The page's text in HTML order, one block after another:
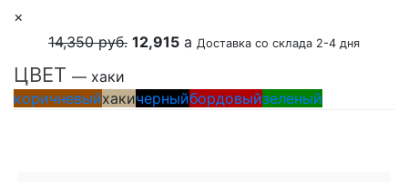
×
14,350 руб. 12,915 a Доставка со склада 2-4 дня
ЦВЕТ — хаки
коричневыйхакичерныйбордовыйзеленый